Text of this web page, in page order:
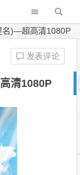
名)—超高清1080P
清1080P
发表评论